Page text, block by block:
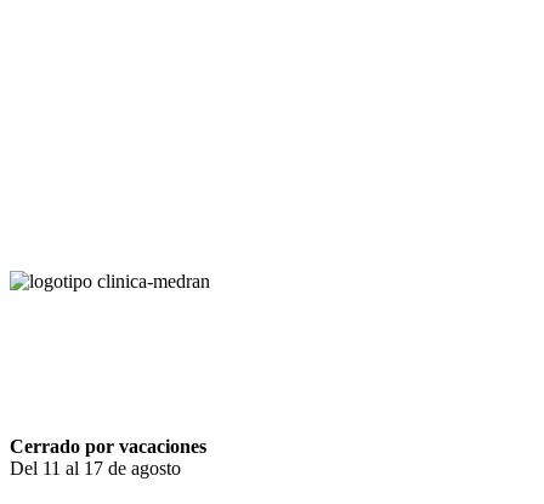
Cerrado por vacaciones
Del 11 al 17 de agosto